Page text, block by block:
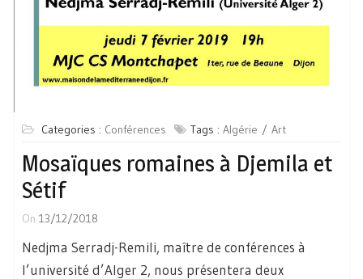
Categories : Conférences Tags : Algérie Art
Mosaïques romaines à Djemila et
Sétif
On 13/12/2018
Nedjma Serradj-Remili, maître de conférences à
l’université d’Alger 2, nous présentera deux